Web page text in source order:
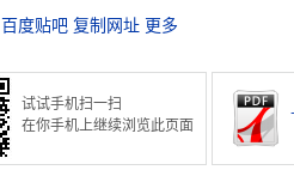
百度贴吧 复制网址 更多
试试手机扫一扫
在你手机上继续浏览此页面